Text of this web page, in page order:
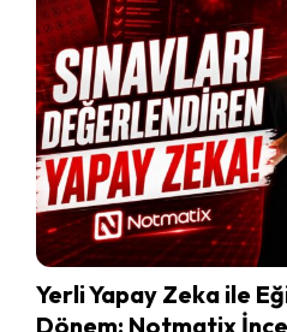
Yerli Yapay Zeka ile
Dönem: Notmatix